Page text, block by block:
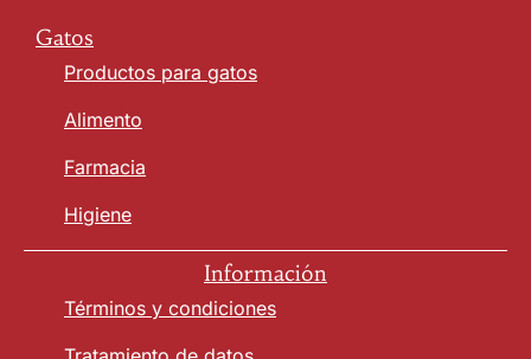
Gatos
Productos para gatos
Alimento
Farmacia
Higiene
Información
Términos y condiciones